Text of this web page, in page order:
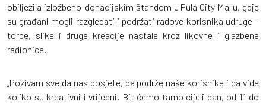
obilježila izložbeno-donacijskim štandom u Pula City Mallu, gdje
su građani mogli razgledati i podržati radove korisnika udruge –
torbe, slike i druge kreacije nastale kroz likovne i glazbene
radionice.
„Pozivam sve da nas posjete, da podrže naše korisnike i da vide
koliko su kreativni i vrijedni. Bit ćemo tamo cijeli dan, od 11 do